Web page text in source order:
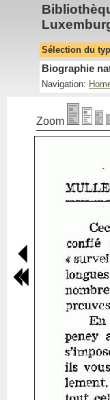
Sélection du
Biographie
Navigation:
Zoom